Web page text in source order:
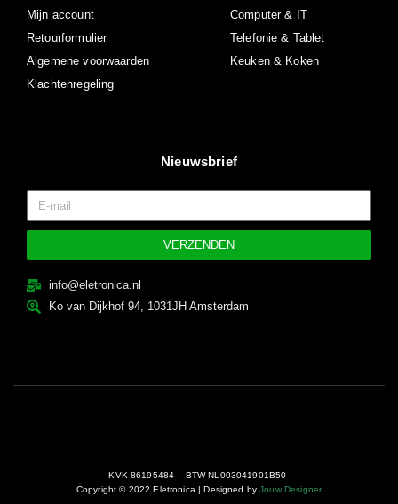
Mijn account
Retourformulier
Algemene voorwaarden
Klachtenregeling
Computer & IT
Telefonie & Tablet
Keuken & Koken
Nieuwsbrief
VERZENDEN
info@eletronica.nl
Ko van Dijkhof 94, 1031JH Amsterdam
KVK 86195484 – BTW NL003041901B50
Copyright © 2022 Eletronica | Designed byJouw Designer